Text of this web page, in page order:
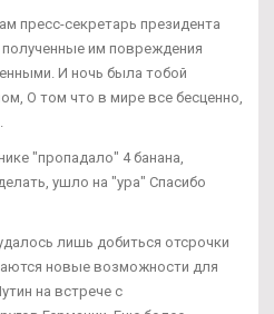
пресс-секретарь президента
им повреждения
И ночь была тобой
О том что в мире все бесценно,
"пропадало" 4 банана,
ушло на "ура" Спасибо
лишь добиться отсрочки
новые возможности для
на встрече с